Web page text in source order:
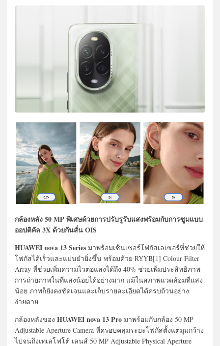
กล้องหลัง 50 MP พิเศษด้วยการปรับรูรับแสงพร้อมกับการซูมแบบ
ออปติคัล 3X ด้วยกันสั่น OIS
HUAWEI nova 13 Series มาพร้อมเซ็นเซอร์โฟกัสเลเซอร์ที่ช่วยให้
โฟกัสได้เร็วและแม่นยำยิ่งขึ้น พร้อมด้วย RYYB[1] Colour Filter
Array ที่ช่วยเพิ่มความไวต่อแสงได้ถึง 40% ช่วยเพิ่มประสิทธิภาพ
การถ่ายภาพในที่แสงน้อยได้อย่างมาก แม้ในสภาพแวดล้อมที่แสง
น้อย ภาพก็ยังคงชัดเจนและเก็บรายละเอียดได้ครบถ้วนอย่าง
ง่ายดาย
กล้องหลังของ HUAWEI nova 13 Pro มาพร้อมกับกล้อง 50 MP
Adjustable Aperture Camera ที่ครอบคลุมระยะโฟกัสตั้งแต่มุมกว้าง
ไปจนถึงเทเลโฟโต้ เลนส์ 50 MP Adjustable Physical Aperture